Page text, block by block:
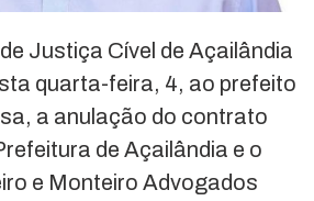
Justiça Cível de Açailândia
quarta-feira, 4, ao prefeito
a anulação do contrato
de Açailândia e o
e Monteiro Advogados